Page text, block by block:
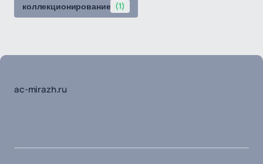
коллекционирование (1)
ac-mirazh.ru